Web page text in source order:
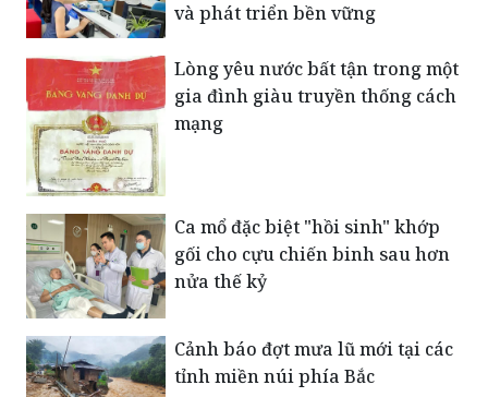
và phát triển bền vững
Lòng yêu nước bất tận trong một
gia đình giàu truyền thống cách
mạng
Ca mổ đặc biệt "hồi sinh" khớp
gối cho cựu chiến binh sau hơn
nửa thế kỷ
Cảnh báo đợt mưa lũ mới tại các
tỉnh miền núi phía Bắc